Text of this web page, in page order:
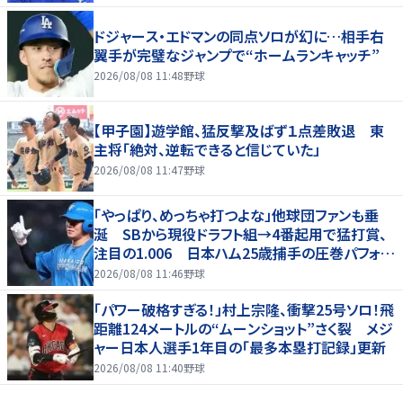
ドジャース・エドマンの同点ソロが幻に…相手右
翼手が完璧なジャンプで“ホームランキャッチ”
2026/08/08 11:48野球
【甲子園】遊学館、猛反撃及ばず１点差敗退 東
主将「絶対、逆転できると信じていた」
2026/08/08 11:47野球
「やっぱり、めっちゃ打つよな」他球団ファンも垂
涎 SBから現役ドラフト組→4番起用で猛打賞、
注目の1.006 日本ハム25歳捕手の圧巻パフォが
話題「しかし、どこで使うかだな」
2026/08/08 11:46野球
「パワー破格すぎる！」村上宗隆、衝撃25号ソロ！飛
距離124メートルの“ムーンショット”さく裂 メジ
ャー日本人選手1年目の「最多本塁打記録」更新
2026/08/08 11:40野球